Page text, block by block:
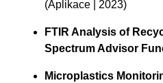
(Aplikace | 2023)
FTIR Analysis of
Spectrum Advisor
Microplastics